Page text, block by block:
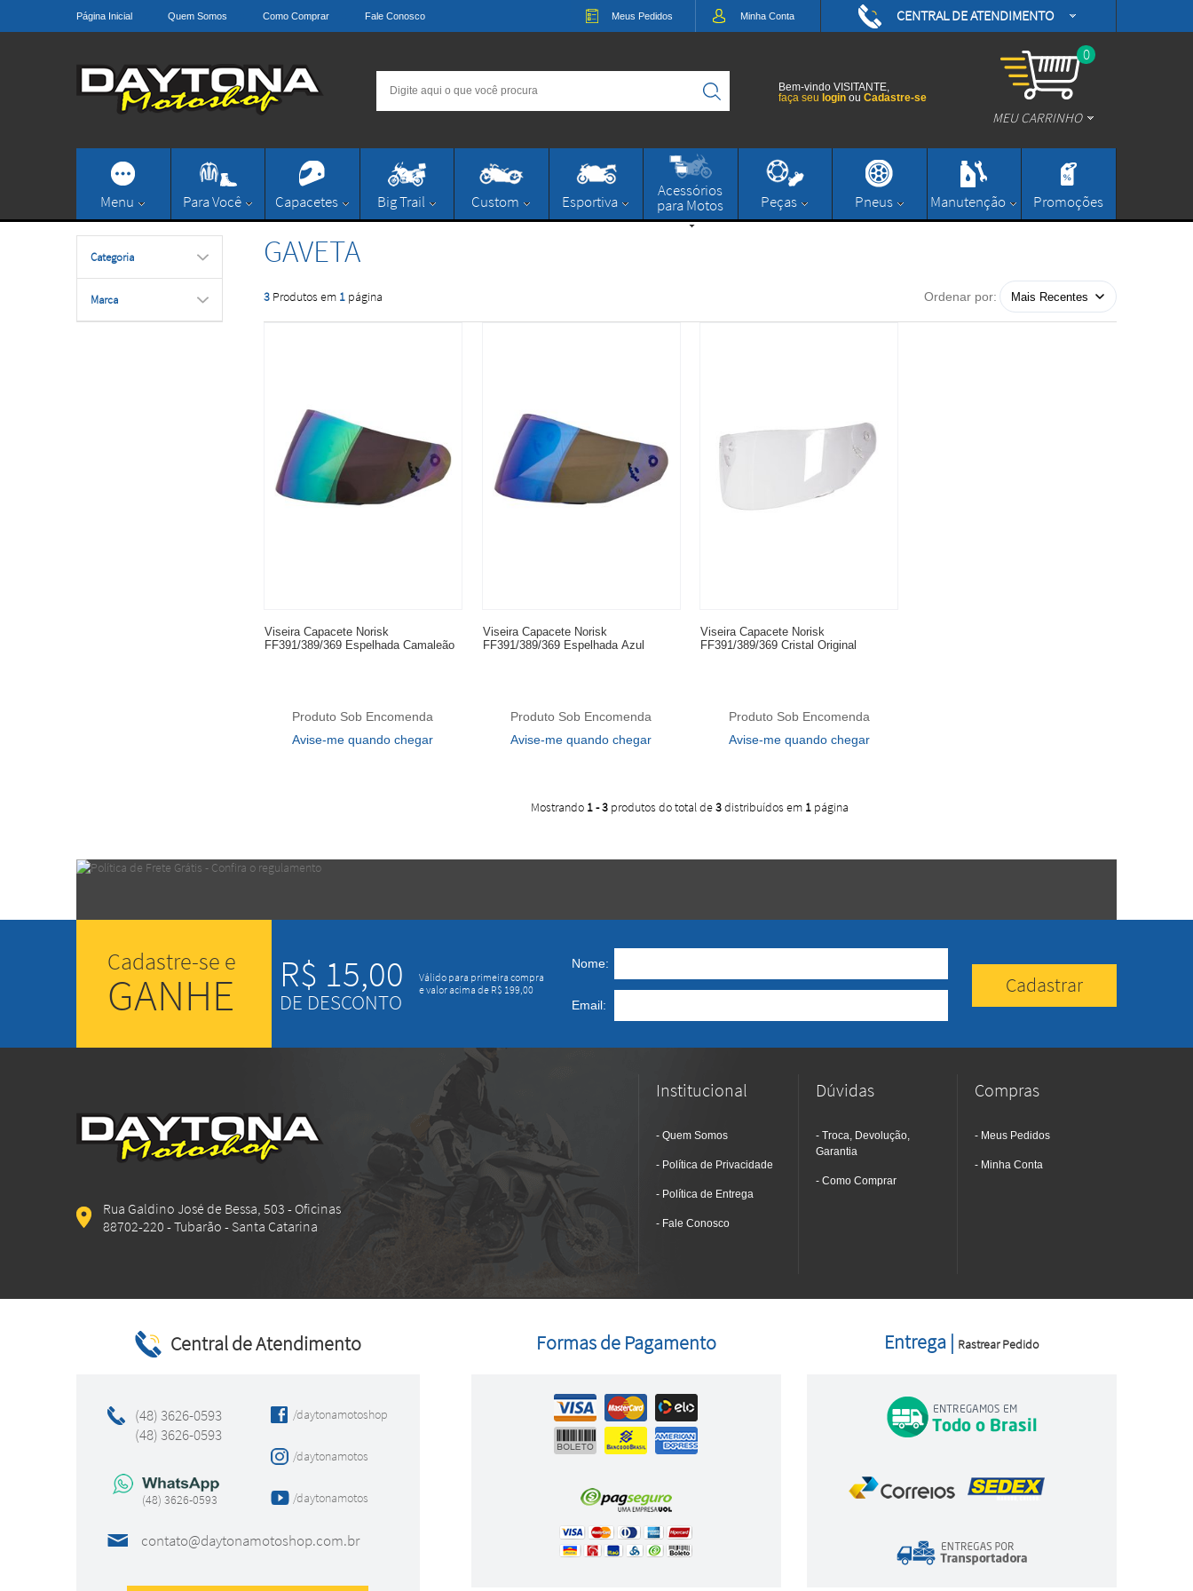
Página Inicial Quem Somos Como Comprar Fale Conosco CENTRAL DE ATENDIMENTO
/daytonamotos
/daytonamotos
contato@daytonamotoshop.com.br
Meus Pedidos MinhaConta
0
MEU CARRINHO
Bem-vindo VISITANTE,
faça seu login ou Cadastre-se
Menu Para Você Capacetes Big Trail Custom Esportiva
Acessórios
para Motos Peças Pneus Manutenção Promoções
Categoria
Marca
GAVETA
3 Produtos em 1 página Ordenar por:
Viseira Capacete Norisk
FF391/389/369 Espelhada Camaleão
Produto Sob Encomenda
Avise-me quando chegar
Viseira Capacete Norisk
FF391/389/369 Espelhada Azul
Produto Sob Encomenda
Avise-me quando chegar
Viseira Capacete Norisk
FF391/389/369 Cristal Original
Produto Sob Encomenda
Avise-me quando chegar
Mostrando 1 - 3 produtos do total de3distribuídos em 1 página
Cadastre-se e
GANHE R$ 15,00
DE DESCONTO
Válido para primeira compra
e valor acima de R$ 199,00
Nome:
Email:
Rua Galdino José de Bessa, 503 - Oficinas
88702-220 - Tubarão - Santa Catarina
Institucional
Quem Somos
Política de Privacidade
Política de Entrega
Fale Conosco
Dúvidas
Troca, Devolução,
Garantia
Como Comprar
Compras
Meus Pedidos
Minha Conta
Central de Atendimento
(48) 3626-0593
(48) 3626-0593
(48) 3626-0593
/daytonamotoshop
/daytonamotos
/daytonamotos
contato@daytonamotoshop.com.br
Formas de Pagamento Entrega | Rastrear Pedido